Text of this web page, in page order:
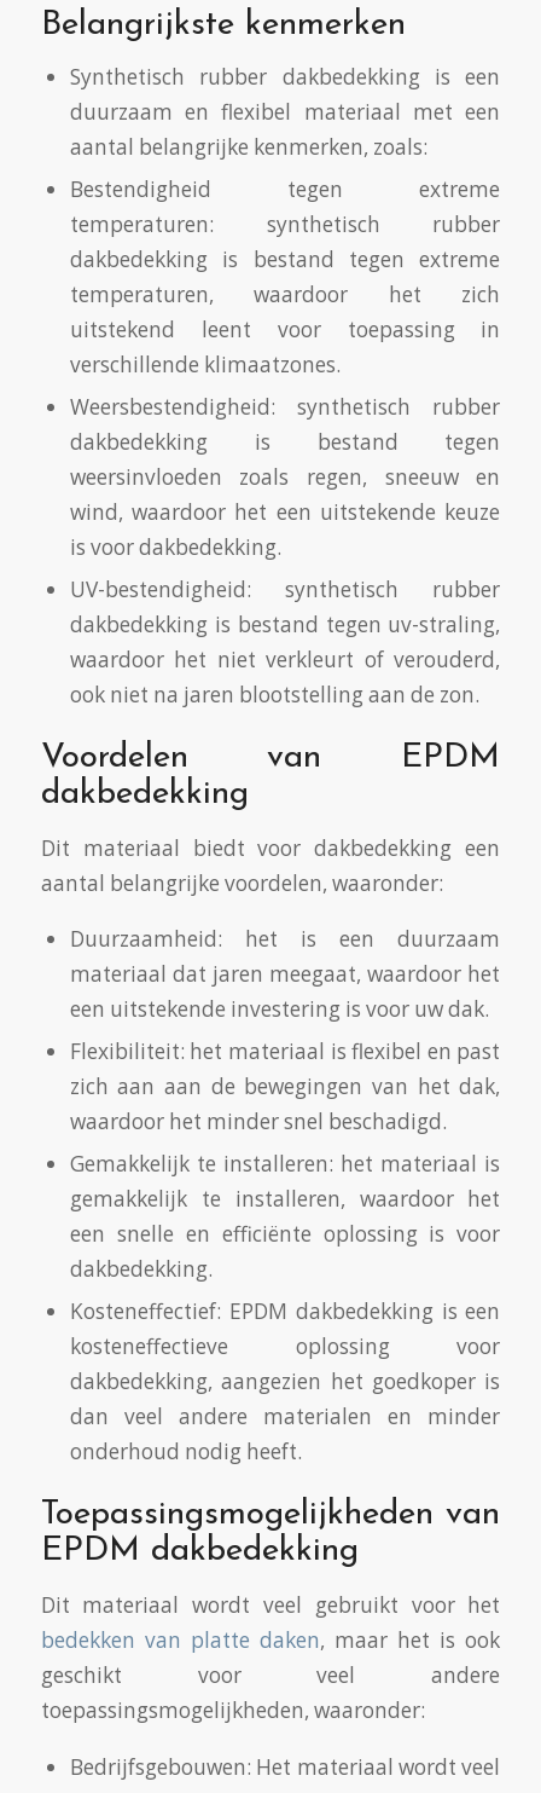
Belangrijkste kenmerken
Synthetisch rubber dakbedekking is een
duurzaam en flexibel materiaal met een
aantal belangrijke kenmerken, zoals:
Bestendigheid tegen extreme
temperaturen: synthetisch rubber
dakbedekking is bestand tegen extreme
temperaturen, waardoor het zich
uitstekend leent voor toepassing in
verschillende klimaatzones.
Weersbestendigheid: synthetisch rubber
dakbedekking is bestand tegen
weersinvloeden zoals regen, sneeuw en
wind, waardoor het een uitstekende keuze
is voor dakbedekking.
UV-bestendigheid: synthetisch rubber
dakbedekking is bestand tegen uv-straling,
waardoor het niet verkleurt of verouderd,
ook niet na jaren blootstelling aan de zon.
Voordelen van EPDM
dakbedekking
Dit materiaal biedt voor dakbedekking een
aantal belangrijke voordelen, waaronder:
Duurzaamheid: het is een duurzaam
materiaal dat jaren meegaat, waardoor het
een uitstekende investering is voor uw dak.
Flexibiliteit: het materiaal is flexibel en past
zich aan aan de bewegingen van het dak,
waardoor het minder snel beschadigd.
Gemakkelijk te installeren: het materiaal is
gemakkelijk te installeren, waardoor het
een snelle en efficiënte oplossing is voor
dakbedekking.
Kosteneffectief: EPDM dakbedekking is een
kosteneffectieve oplossing voor
dakbedekking, aangezien het goedkoper is
dan veel andere materialen en minder
onderhoud nodig heeft.
Toepassingsmogelijkheden van
EPDM dakbedekking
Dit materiaal wordt veel gebruikt voor het
bedekken van platte daken, maar het is ook
geschikt voor veel andere
toepassingsmogelijkheden, waaronder:
Bedrijfsgebouwen: Het materiaal wordt veel